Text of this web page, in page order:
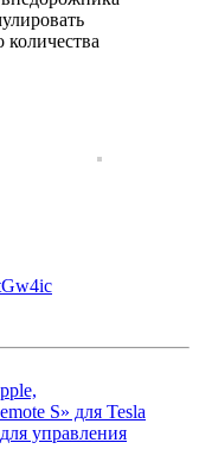
количества
S» для Tesla
управления